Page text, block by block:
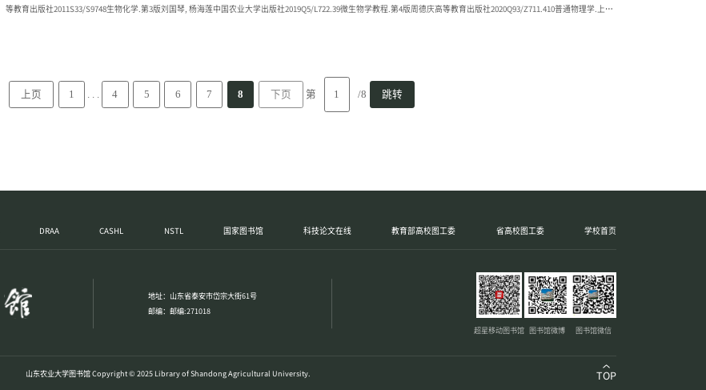
等教育出版社2011S33/S9748生物化学.第3版刘国琴, 杨海莲中国农业大学出版社2019Q5/L722.39微生物学教程.第4版周德庆高等教育出版社2020Q93/Z711.410普通物理学.上册.
上页 1 . . . 4 5 6 7 8 下页 第 /8 跳转
DRAA CASHL NSTL 国家图书馆 科技论文在线 教育部高校图工委 省高校图工委 学校首页
地址：山东省泰安市岱宗大街61号
邮编：邮编:271018
超星移动图书馆 图书馆微博 图书馆微信
山东农业大学图书馆 Copyright © 2025 Library of Shandong Agricultural University. TOP